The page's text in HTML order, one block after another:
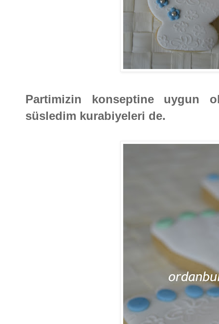
Partimizin konseptine uygun
süsledim kurabiyeleri de.